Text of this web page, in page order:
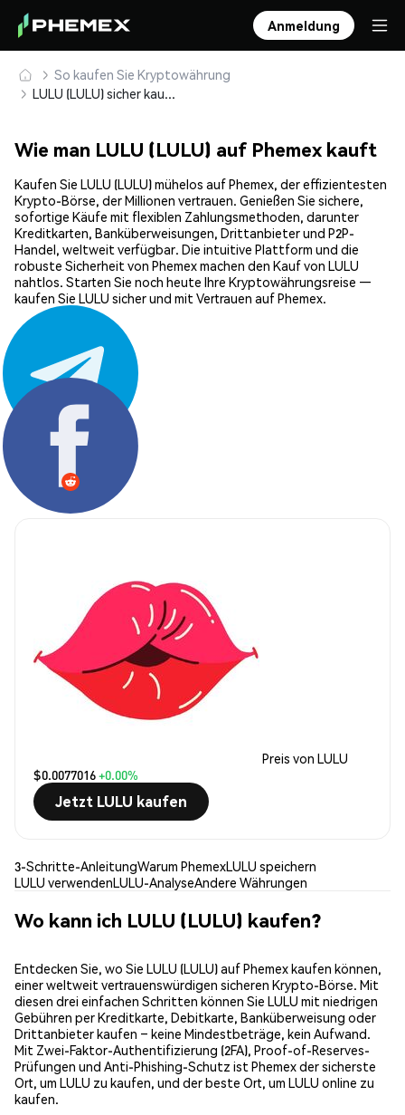
Anmeldung
So kaufen Sie Kryptowährung
LULU (LULU) sicher kaufen und speichern
Wie man LULU (LULU) auf Phemex kauft
Kaufen Sie LULU (LULU) mühelos auf Phemex, der effizientesten
Krypto-Börse, der Millionen vertrauen. Genießen Sie sichere,
sofortige Käufe mit flexiblen Zahlungsmethoden, darunter
Kreditkarten, Banküberweisungen, Drittanbieter und P2P-
Handel, weltweit verfügbar. Die intuitive Plattform und die
robuste Sicherheit von Phemex machen den Kauf von LULU
nahtlos. Starten Sie noch heute Ihre Kryptowährungsreise —
kaufen Sie LULU sicher und mit Vertrauen auf Phemex.
Teilen:
Preis von LULU
$0.0077016+0.00%
Jetzt LULU kaufen
3-Schritte-AnleitungWarum PhemexLULU speichern
LULU verwendenLULU-AnalyseAndere Währungen
Wo kann ich LULU (LULU) kaufen?
Entdecken Sie, wo Sie LULU (LULU) auf Phemex kaufen können,
einer weltweit vertrauenswürdigen sicheren Krypto-Börse. Mit
diesen drei einfachen Schritten können Sie LULU mit niedrigen
Gebühren per Kreditkarte, Debitkarte, Banküberweisung oder
Drittanbieter kaufen – keine Mindestbeträge, kein Aufwand.
Mit Zwei-Faktor-Authentifizierung (2FA), Proof-of-Reserves-
Prüfungen und Anti-Phishing-Schutz ist Phemex der sicherste
Ort, um LULU zu kaufen, und der beste Ort, um LULU online zu
kaufen.